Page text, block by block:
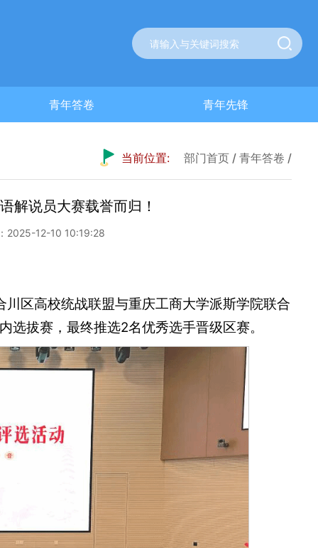
青年答卷 青年先锋
当前位置: 部门首页 / 青年答卷 /
解说员大赛载誉而归！
2025-12-10 10:19:28
川区高校统战联盟与重庆工商大学派斯学院联合
拔赛，最终推选2名优秀选手晋级区赛。